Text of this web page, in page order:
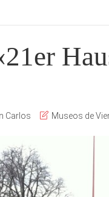
Carlos Museos de